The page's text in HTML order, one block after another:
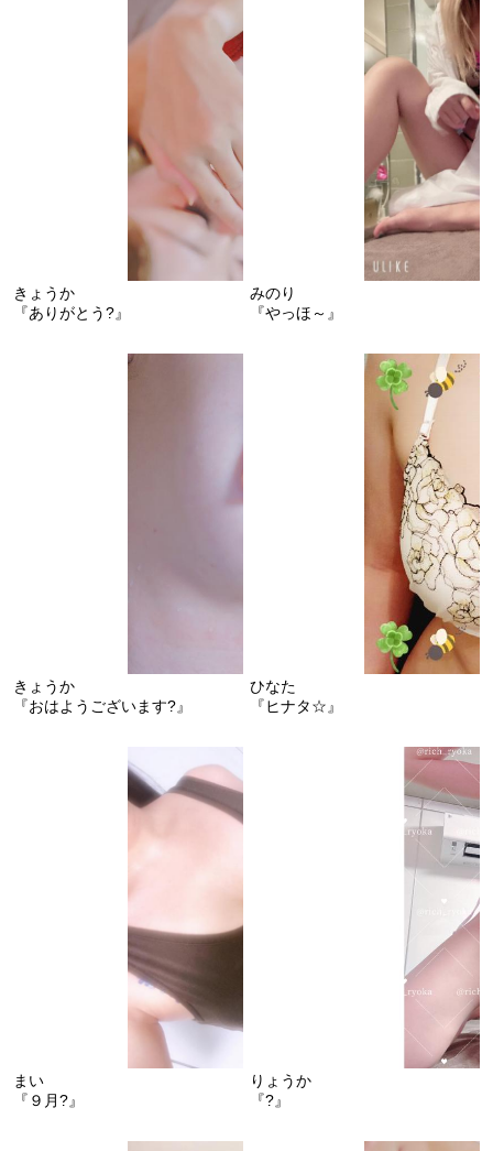
きょうか
『ありがとう?』
みのり
『やっほ～』
きょうか
『おはようございます?』
ひなた
『ヒナタ☆』
まい
『９月?』
りょうか
『?』